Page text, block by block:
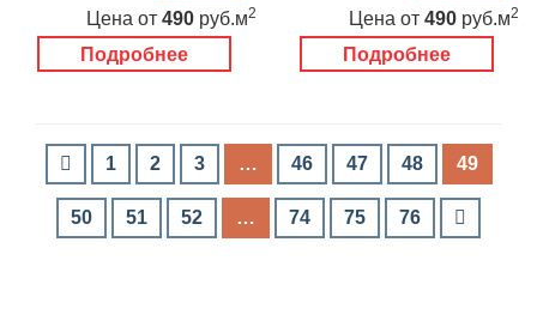
Подробнее
Цена от 490 руб.м2
Подробнее
Цена от 490 руб.м2
1 2 3 … 46 47 48 49
50 51 52 … 74 75 76